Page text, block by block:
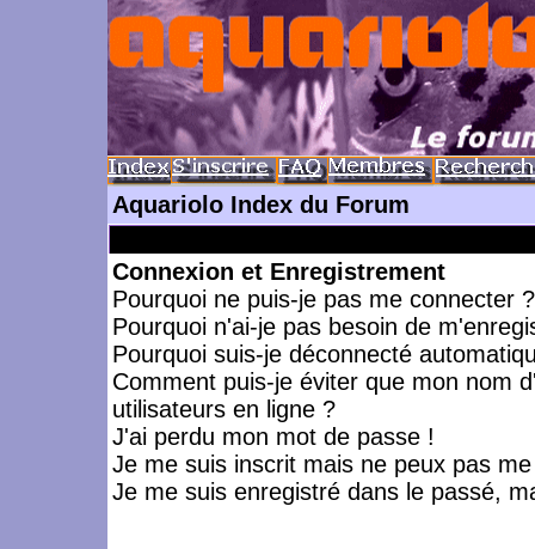
Aquariolo Index du Forum
Connexion et Enregistrement
Pourquoi ne puis-je pas me connecter ?
Pourquoi n'ai-je pas besoin de
Pourquoi suis-je déconnecté
Comment puis-je éviter que mon nom
utilisateurs en ligne ?
J'ai perdu mon mot de passe !
Je me suis inscrit mais ne peux pas
Je me suis enregistré dans le passé,